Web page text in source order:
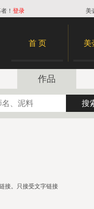
！ 登录 美
首 页 美
作品
接。只接受文字链接